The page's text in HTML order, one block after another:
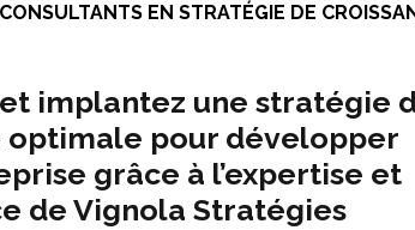
CONSULTANTS EN STRATÉGIE DE
implantez une stratégie
optimale pour développer
grâce à l’expertise et
de Vignola Stratégies